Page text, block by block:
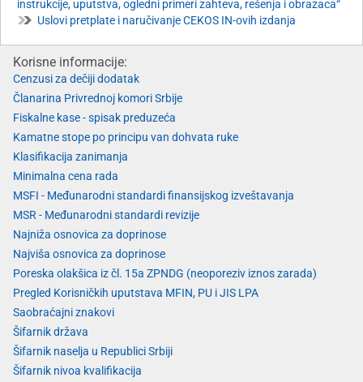
instrukcije, uputstva, ogledni primeri zahteva, rešenja i obrazaca“
Uslovi pretplate i naručivanje CEKOS IN-ovih izdanja
Korisne informacije:
Cenzusi za dečiji dodatak
Članarina Privrednoj komori Srbije
Fiskalne kase - spisak preduzeća
Kamatne stope po principu van dohvata ruke
Klasifikacija zanimanja
Minimalna cena rada
MSFI - Međunarodni standardi finansijskog izveštavanja
MSR - Međunarodni standardi revizije
Najniža osnovica za doprinose
Najviša osnovica za doprinose
Poreska olakšica iz čl. 15a ZPNDG (neoporeziv iznos zarada)
Pregled Korisničkih uputstava MFIN, PU i JIS LPA
Saobraćajni znakovi
Šifarnik država
Šifarnik naselja u Republici Srbiji
Šifarnik nivoa kvalifikacija